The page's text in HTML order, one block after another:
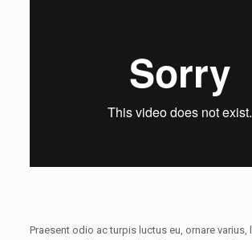
Praesent odio ac turpis luctus eu, ornare varius,